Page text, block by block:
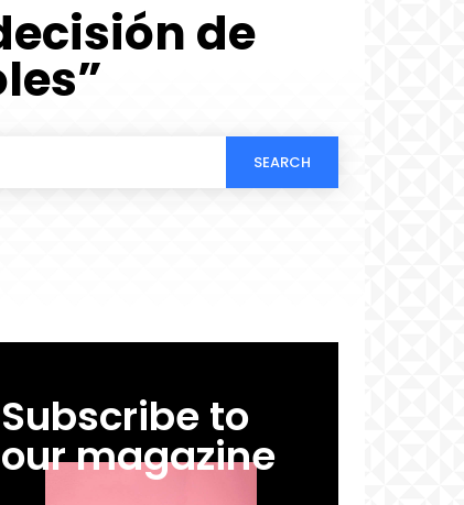
de
SEARCH
Subscribe to
our magazine